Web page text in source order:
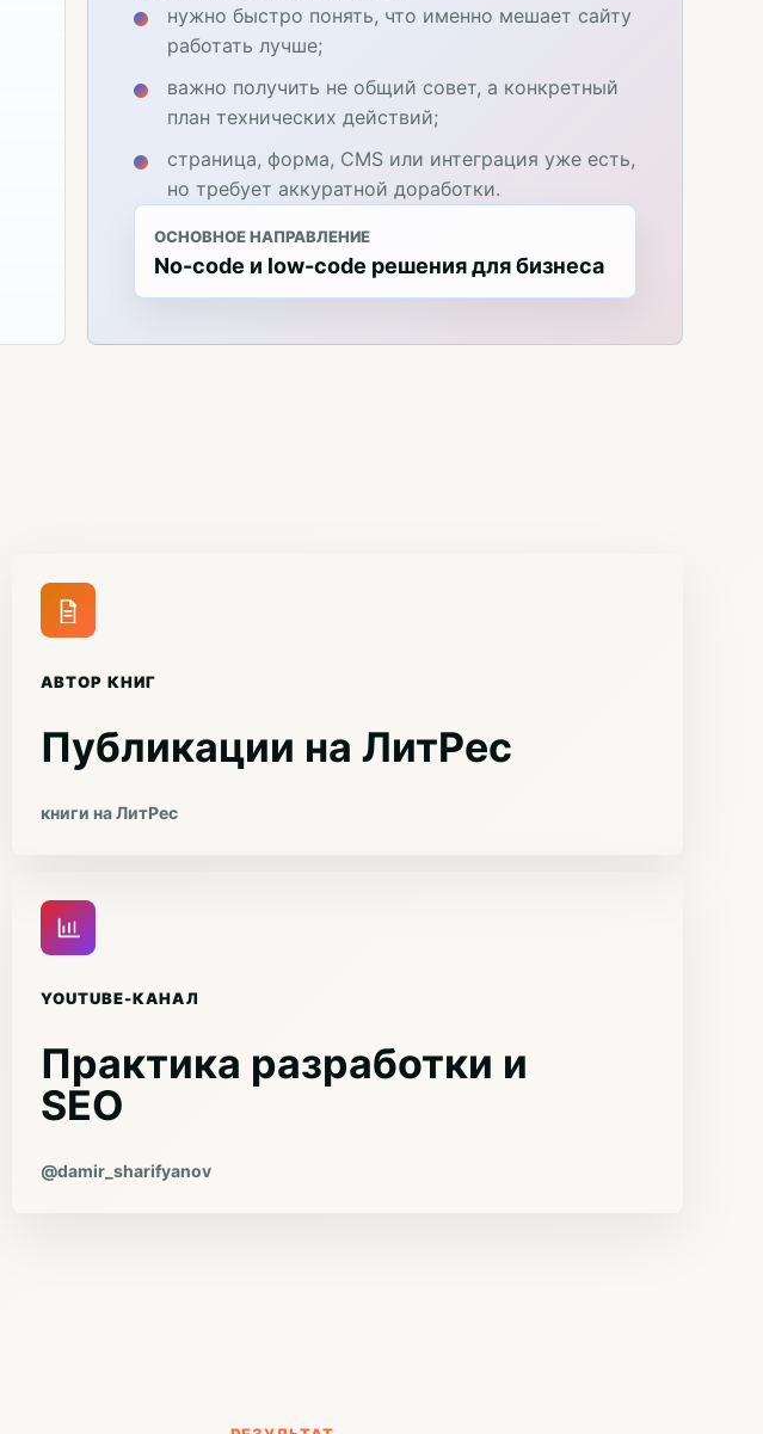
нужно быстро понять, что именно мешает сайту
работать лучше;
важно получить не общий совет, а конкретный
план технических действий;
страница, форма, CMS или интеграция уже есть,
но требует аккуратной доработки.
ОСНОВНОЕ НАПРАВЛЕНИЕ
No-code и low-code решения для бизнеса
АВТОР КНИГ
Публикации на ЛитРес
книги на ЛитРес
YOUTUBE-КАНАЛ
Практика разработки и
SEO
@damir_sharifyanov